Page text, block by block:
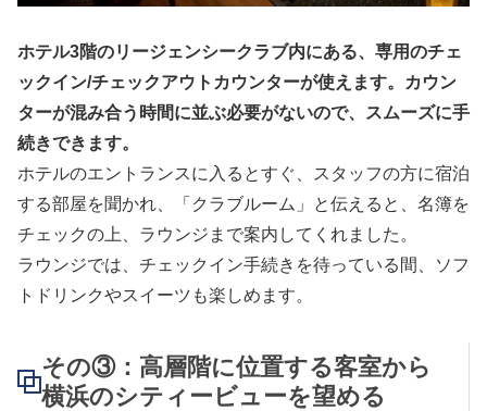
ホテル3階のリージェンシークラブ内にある、専用のチェ
ックイン/チェックアウトカウンターが使えます。カウン
ターが混み合う時間に並ぶ必要がないので、スムーズに手
続きできます。
ホテルのエントランスに入るとすぐ、スタッフの方に宿泊
する部屋を聞かれ、「クラブルーム」と伝えると、名簿を
チェックの上、ラウンジまで案内してくれました。
ラウンジでは、チェックイン手続きを待っている間、ソフ
トドリンクやスイーツも楽しめます。
その③：高層階に位置する客室から
横浜のシティービューを望める